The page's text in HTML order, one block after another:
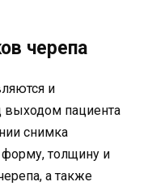
черепа
и
выходом пациента
снимка
форму, толщину и
а также